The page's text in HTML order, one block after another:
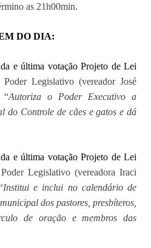
as 21h00min.
DO DIA:
e última votação Projeto de Lei
Poder Legislativo (vereador José
“Autoriza o Poder Executivo a
do Controle de cães e gatos e dá
e última votação Projeto de Lei
Legislativo (vereadora Iraci
Institui e inclui no calendário de
dos pastores, presbíteros,
de oração e membros das